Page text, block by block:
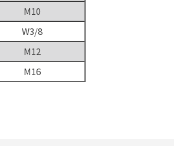
M10
W3/8
M12
M16